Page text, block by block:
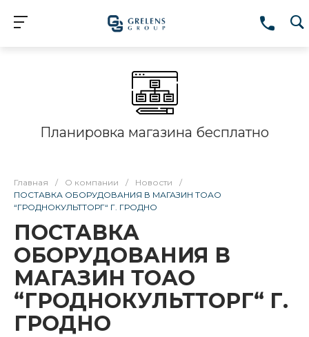
Планировка магазина бесплатно
Главная / О компании / Новости
/
ПОСТАВКА ОБОРУДОВАНИЯ В МАГАЗИН ТОАО
“ГРОДНОКУЛЬТТОРГ“ Г. ГРОДНО
ПОСТАВКА
ОБОРУДОВАНИЯ В
МАГАЗИН ТОАО
“ГРОДНОКУЛЬТТОРГ“ Г.
ГРОДНО